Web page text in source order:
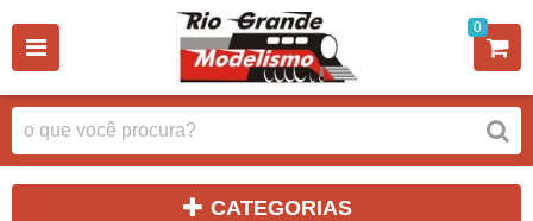
0
CATEGORIAS